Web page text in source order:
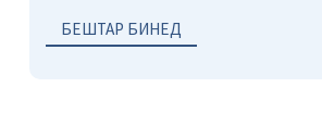
БЕШТАР БИНЕД